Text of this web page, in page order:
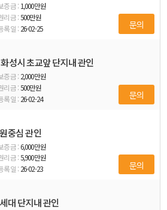
1,000만원
500만원
26-02-25 문의
성시 초교앞 단지내 관인
2,000만원
500만원
26-02-24 문의
중심 관인
6,000만원
5,900만원
26-02-23 문의
대 단지내 관인